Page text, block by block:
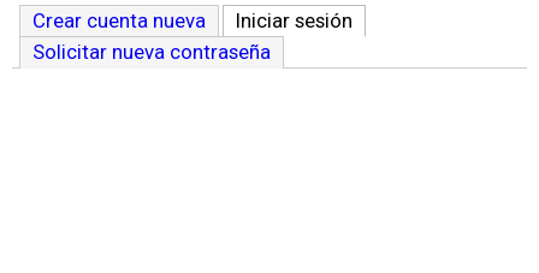
Crear cuenta nueva Iniciar sesión
Solicitar nueva contraseña